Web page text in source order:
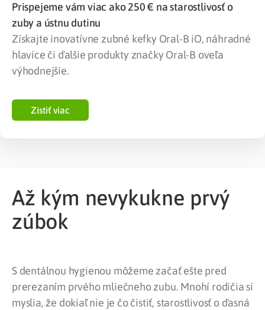
Prispejeme vám viac ako 250 € na starostlivosť o
zuby a ústnu dutinu
Získajte inovatívne zubné kefky Oral-B iO, náhradné
hlavice či ďalšie produkty značky Oral-B oveľa
výhodnejšie.
Zistiť viac
Až kým nevykukne prvý
zúbok
S dentálnou hygienou môžeme začať ešte pred
prerezaním prvého mliečneho zubu. Mnohí rodičia si
myslia, že dokiaľ nie je čo čistiť, starostlivosť o ďasná